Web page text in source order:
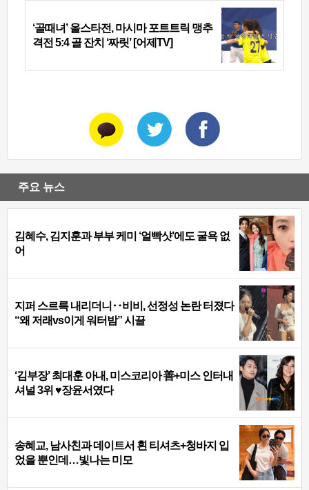
‘골때녀’ 올스타전, 마시마 포트트릭 맹추
격전 5:4 골 잔치 ‘짜릿’ [어제TV]
주요 뉴스
김혜수, 김지훈과 부부 케미 ‘얼빡샷’에도 굴욕 없
어
지퍼 스르륵 내리더니‥비비, 선정성 논란 터졌다
“왜 저래vs이게 워터밤” 시끌
‘김부장’ 최대훈 아내, 미스코리아 善+미스 인터내
셔널 3위 ♥장윤서였다
송혜교, 남사친과 데이트서 흰 티셔츠+청바지 입
었을 뿐인데…빛나는 미모